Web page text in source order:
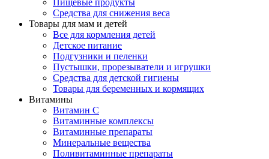
Пищевые продукты
Средства для снижения веса
Товары для мам и детей
Все для кормления детей
Детское питание
Подгузники и пеленки
Пустышки, прорезыватели и игрушки
Средства для детской гигиены
Товары для беременных и кормящих
Витамины
Витамин С
Витаминные комплексы
Витаминные препараты
Минеральные вещества
Поливитаминные препараты